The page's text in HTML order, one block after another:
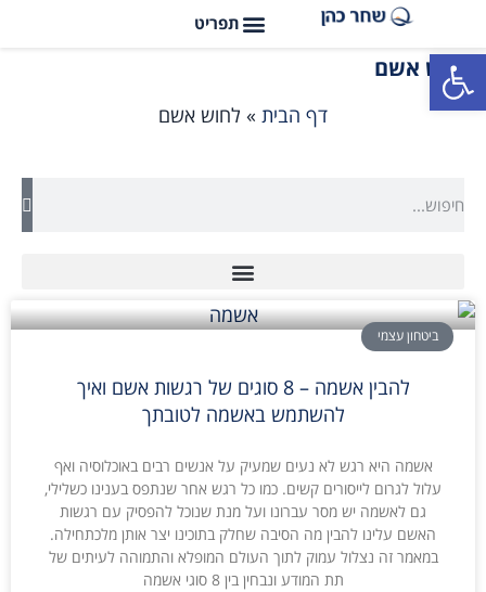
פתח סרגל נגישות
לחוש אשם
דף הבית » לחוש אשם
ביטחון עצמי
להבין אשמה – 8 סוגים של רגשות אשם ואיך
להשתמש באשמה לטובתך
אשמה היא רגש לא נעים שמעיק על אנשים רבים באוכלוסיה ואף
עלול לגרום לייסורים קשים. כמו כל רגש אחר שנתפס בענינו כשלילי,
גם לאשמה יש מסר עברונו ועל מנת שנוכל להפסיק עם רגשות
האשם עלינו להבין מה הסיבה שחלק בתוכינו יצר אותן מלכתחילה.
במאמר זה נצלול עמוק לתוך העולם המופלא והתמוהה לעיתים של
תת המודע ונבחין בין 8 סוגי אשמה